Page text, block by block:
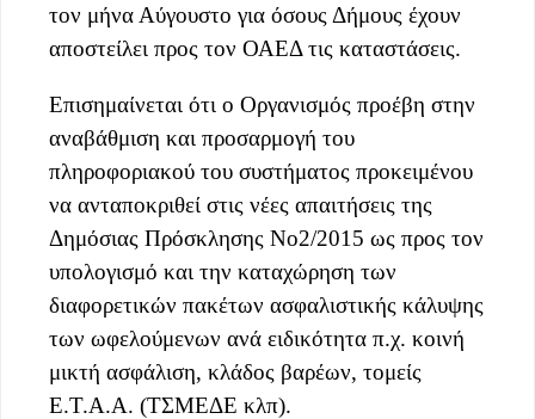
τον μήνα Αύγουστο για όσους Δήμους έχουν
αποστείλει προς τον ΟΑΕΔ τις καταστάσεις.
Επισημαίνεται ότι ο Οργανισμός προέβη στην
αναβάθμιση και προσαρμογή του
πληροφοριακού του συστήματος προκειμένου
να ανταποκριθεί στις νέες απαιτήσεις της
Δημόσιας Πρόσκλησης Νο2/2015 ως προς τον
υπολογισμό και την καταχώρηση των
διαφορετικών πακέτων ασφαλιστικής κάλυψης
των ωφελούμενων ανά ειδικότητα π.χ. κοινή
μικτή ασφάλιση, κλάδος βαρέων, τομείς
Ε.Τ.Α.Α. (ΤΣΜΕΔΕ κλπ).